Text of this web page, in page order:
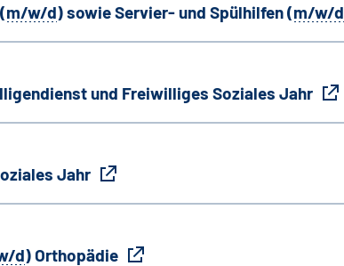
m/w/d) sowie Servier- und Spülhilfen (m/w/d
und Freiwilliges Soziales Jahr
Jahr
d) Orthopädie